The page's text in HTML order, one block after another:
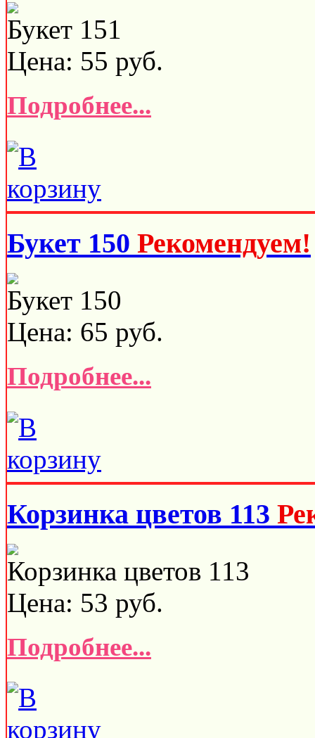
Букет 151
Цена: 55 руб.
Подробнее...
Букет 150 Рекомендуем!
Букет 150
Цена: 65 руб.
Подробнее...
Корзинка цветов 113
Корзинка цветов 113
Цена: 53 руб.
Подробнее...